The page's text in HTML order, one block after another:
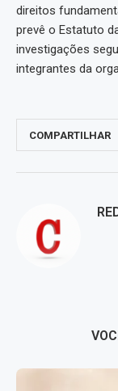
direitos
prevê o Estatuto
investigações
integrantes da
COMPARTILHAR